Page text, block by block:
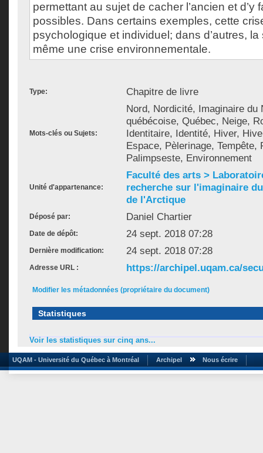
permettant au sujet de cacher l’ancien et d’y
possibles. Dans certains exemples, cette
psychologique et individuel; dans d’autres,
même une crise environnementale.
Type: Chapitre de livre
Mots-clés ou Sujets:
Nord, Nordicité, Imaginaire du
québécoise, Québec, Neige,
Identitaire, Identité, Hiver,
Espace, Pèlerinage, Tempête,
Palimpseste, Environnement
Unité d'appartenance:
Faculté des arts >
recherche sur l'imaginaire
de l'Arctique
Déposé par: Daniel Chartier
Date de dépôt: 24 sept. 2018 07:28
Dernière modification: 24 sept. 2018 07:28
Adresse URL : https://archipel.uqam.ca/
Modifier les métadonnées (propriétaire du document)
Statistiques
Voir les statistiques sur cinq ans...
UQAM - Université du Québec à Montréal Archipel Nous écrire